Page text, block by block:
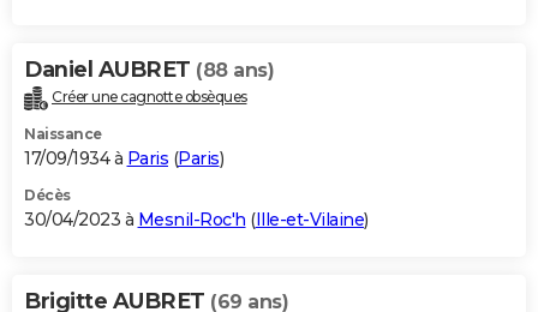
Daniel AUBRET (88 ans)
Créer une cagnotte obsèques
Naissance
17/09/1934 à Paris (Paris)
Décès
30/04/2023 à Mesnil-Roc'h (Ille-et-Vilaine)
Brigitte AUBRET (69 ans)